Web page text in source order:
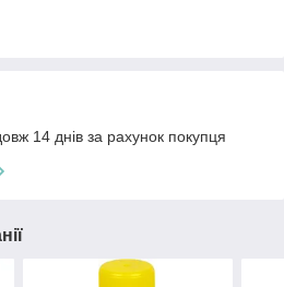
14 днів за рахунок покупця